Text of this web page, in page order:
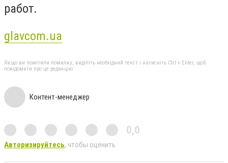
работ.
glavcom.ua
Якщо ви помітили помилку, виділіть необхідний текст і натисніть Ctrl + Enter, щоб
повідомити про це редакцію
Контент-менеджер
0,0
Авторизируйтесь, чтобы оценить